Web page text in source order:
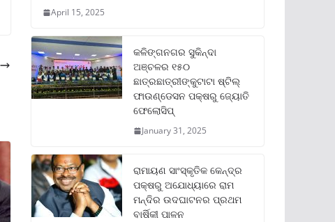
April 15, 2025
କଳିଙ୍ଗନଗର ସୁକିନ୍ଦା
ଅଞ୍ଚଳର ୧୫୦
ଛାତ୍ରଛାତ୍ରୀଙ୍କୁଟାଟା ଷ୍ଟିଲ୍
ଫାଉଣ୍ଡେସନ ପକ୍ଷରୁ ଜ୍ୟୋତି
ଫେଲୋସିପ୍‌
January 31, 2025
ରାମାୟଣ ସାଂସ୍କୃତିକ କେନ୍ଦ୍ର
ପକ୍ଷରୁ ଅଯୋଧ୍ୟାରେ ରାମ
ମନ୍ଦିର ଉଦଘାଟନର ପ୍ରଥମ
ବାର୍ଷିକୀ ପାଳନ